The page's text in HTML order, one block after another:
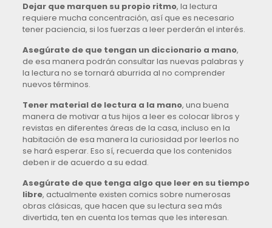
Dejar que marquen su propio ritmo, la lectura
requiere mucha concentración, así que es necesario
tener paciencia, si los fuerzas a leer perderán el interés.
Asegúrate de que tengan un diccionario a mano,
de esa manera podrán consultar las nuevas palabras y
la lectura no se tornará aburrida al no comprender
nuevos términos.
Tener material de lectura a la mano, una buena
manera de motivar a tus hijos a leer es colocar libros y
revistas en diferentes áreas de la casa, incluso en la
habitación de esa manera la curiosidad por leerlos no
se hará esperar. Eso sí, recuerda que los contenidos
deben ir de acuerdo a su edad.
Asegúrate de que tenga algo que leer en su tiempo
libre, actualmente existen comics sobre numerosas
obras clásicas, que hacen que su lectura sea más
divertida, ten en cuenta los temas que les interesan.